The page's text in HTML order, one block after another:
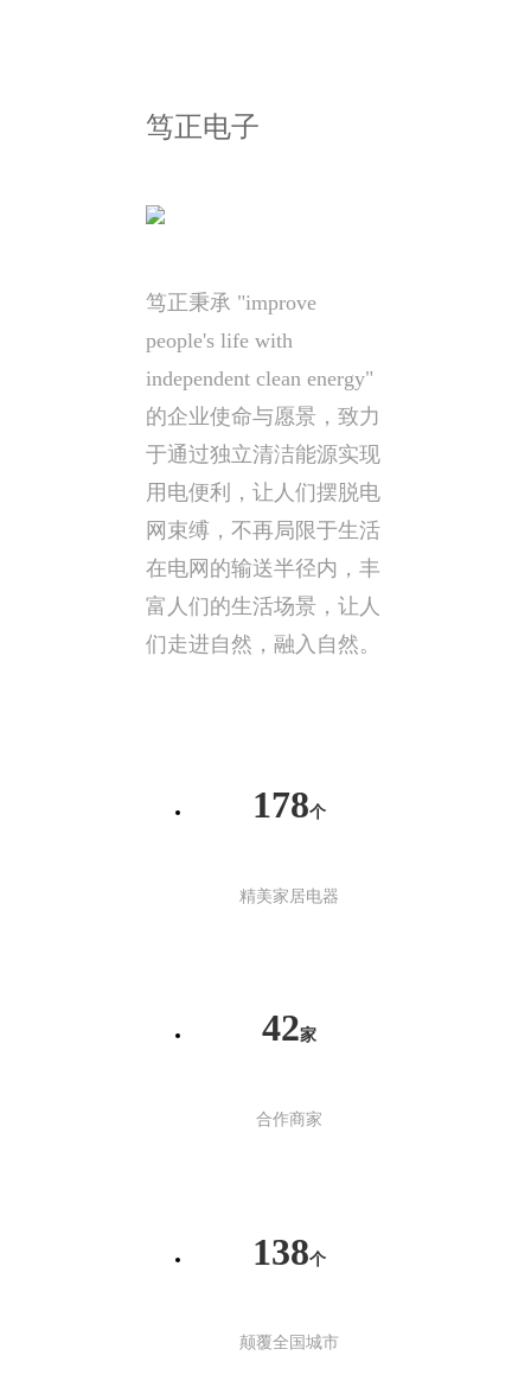
笃正电子
笃正秉承 "improve
people's life with
independent clean energy"
的企业使命与愿景，致力
于通过独立清洁能源实现
用电便利，让人们摆脱电
网束缚，不再局限于生活
在电网的输送半径内，丰
富人们的生活场景，让人
们走进自然，融入自然。
178个
精美家居电器
42家
合作商家
138个
颠覆全国城市